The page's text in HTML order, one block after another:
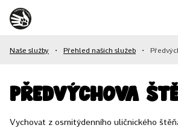
O NÁS
NAŠE SLUŽBY
Naše služby • Přehled našich služeb •
Předvýchova
Vychovat z osmitýdenního uličnického